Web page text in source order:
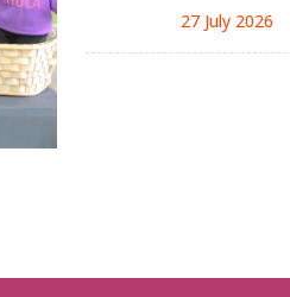
27 July 2026